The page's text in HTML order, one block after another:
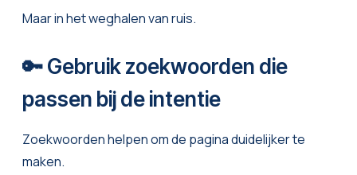
Maar in het weghalen van ruis.
🔑 Gebruik zoekwoorden die
passen bij de intentie
Zoekwoorden helpen om de pagina duidelijker te
maken.